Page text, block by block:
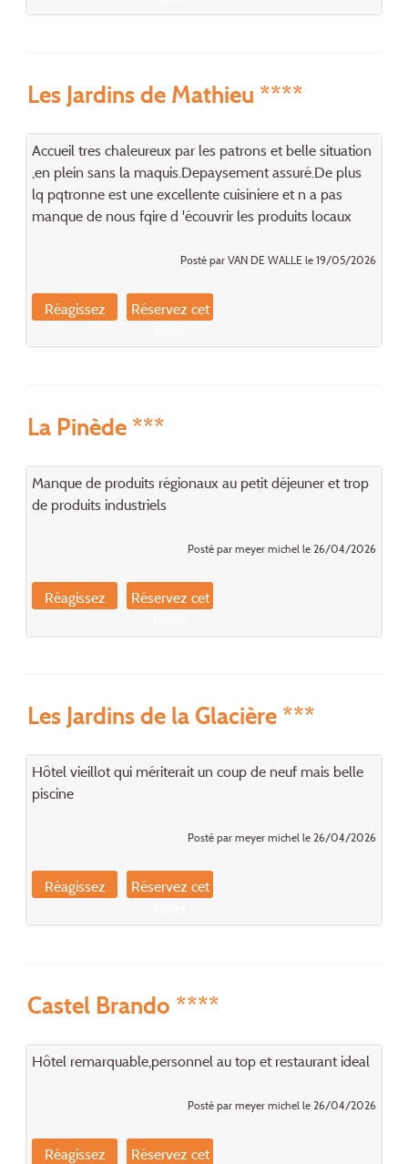
Les Jardins de Mathieu ****
Accueil tres chaleureux par les patrons et belle situation
,en plein sans la maquis.Depaysement assuré.De plus
lq pqtronne est une excellente cuisiniere et n a pas
manque de nous fqire d 'écouvrir les produits locaux
Posté par VAN DE WALLE le 19/05/2026
Réagissez
Réservez cet
La Pinède ***
Manque de produits régionaux au petit déjeuner et trop
de produits industriels
Posté par meyer michel le 26/04/2026
Réagissez
Réservez cet
Les Jardins de la Glacière ***
Hôtel vieillot qui mériterait un coup de neuf mais belle
piscine
Posté par meyer michel le 26/04/2026
Réagissez
Réservez cet
Castel Brando ****
Hôtel remarquable,personnel au top et restaurant ideal
Posté par meyer michel le 26/04/2026
Réagissez Réservez cet